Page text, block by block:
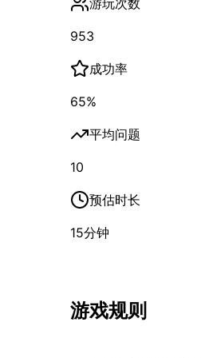
953
成功率
65%
平均问题
10
预估时长
15分钟
游戏规则